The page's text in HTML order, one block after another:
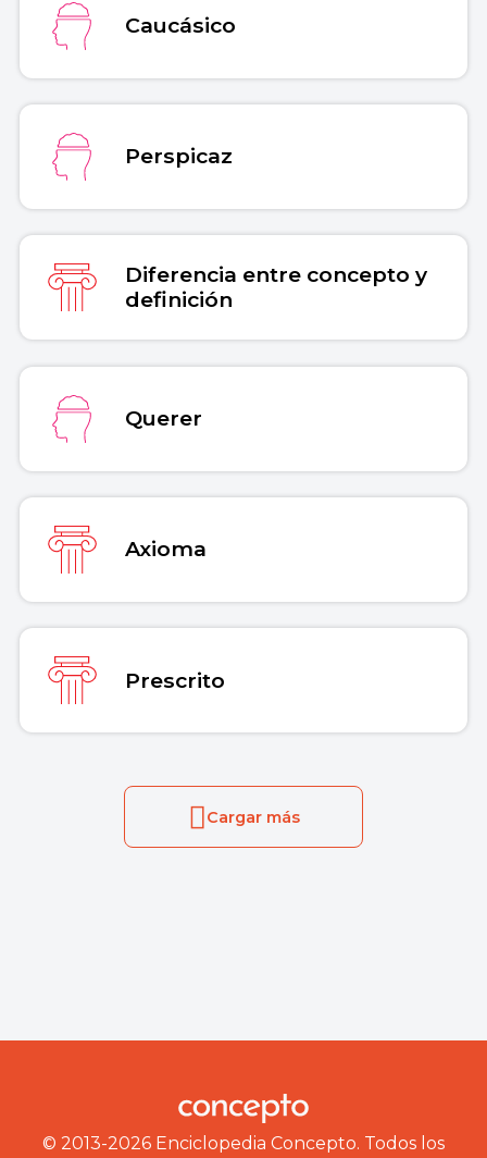
Caucásico
Perspicaz
Diferencia entre concepto y
definición
Querer
Axioma
Prescrito
Cargar más
© 2013-2026 Enciclopedia Concepto. Todos los